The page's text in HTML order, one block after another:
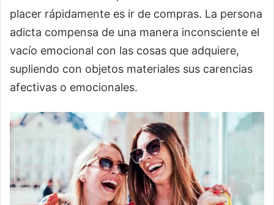
placer rápidamente es ir de compras. La persona
adicta compensa de una manera inconsciente el
vacío emocional con las cosas que adquiere,
supliendo con objetos materiales sus carencias
afectivas o emocionales.